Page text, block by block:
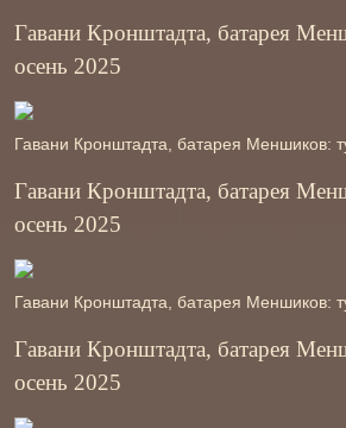
Гавани Кронштадта, батарея
осень 2025
Гавани Кронштадта, батарея Меншиков:
Гавани Кронштадта, батарея
осень 2025
Гавани Кронштадта, батарея Меншиков:
Гавани Кронштадта, батарея
осень 2025